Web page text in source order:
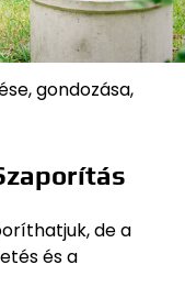
gondozása,
de a
és a